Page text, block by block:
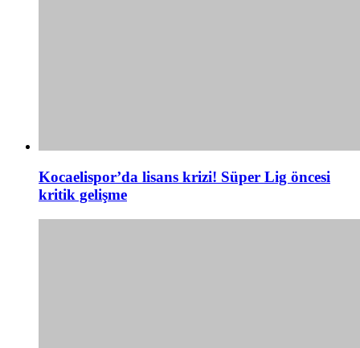
Kocaelispor’da lisans krizi! Süper Lig öncesi
kritik gelişme